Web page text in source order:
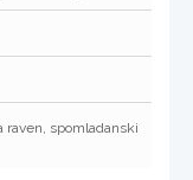
raven, spomladanski